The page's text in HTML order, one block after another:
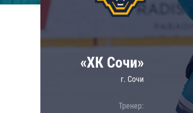
Локомотив
ЦСКА
Шанхайские Драконы
«ХК Сочи»
г. Сочи
Тренер: